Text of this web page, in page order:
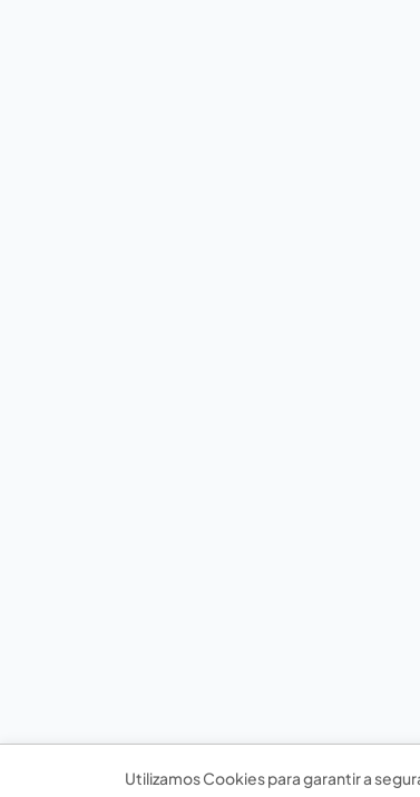
Utilizamos Cookies para garantir a